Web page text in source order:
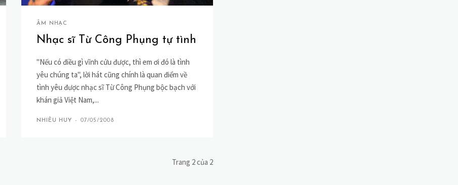
ÂM NHẠC
Nhạc sĩ Từ Công Phụng tự tình
"Nếu có điều gì vĩnh cửu được, thì em ơi đó là tình
yêu chúng ta", lời hát cũng chính là quan điểm về
tình yêu được nhạc sĩ Từ Công Phụng bộc bạch với
khán giả Việt Nam,...
NHIÊU HUY - 07/05/2008
Trang 2 của 2